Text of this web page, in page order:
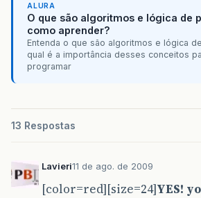
ALURA
O que são algoritmos e lógica de
como aprender?
Entenda o que são algoritmos e lógica
qual é a importância desses conceitos
programar
13 Respostas
Lavieri11 de ago. de 2009
[color=red][size=24]YES!